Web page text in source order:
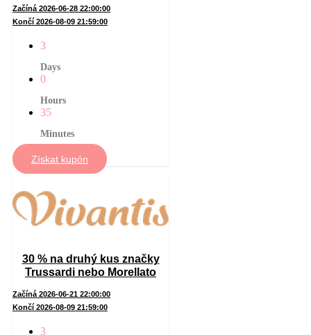
Začíná 2026-06-28 22:00:00
Končí 2026-08-09 21:59:00
3
Days
0
Hours
35
Minutes
Získat kupón
30 % na druhý kus značky
Trussardi nebo Morellato
Začíná 2026-06-21 22:00:00
Končí 2026-08-09 21:59:00
3